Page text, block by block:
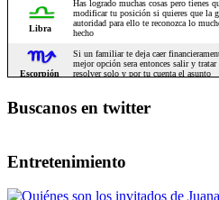
Buscanos en twitter
Entretenimiento